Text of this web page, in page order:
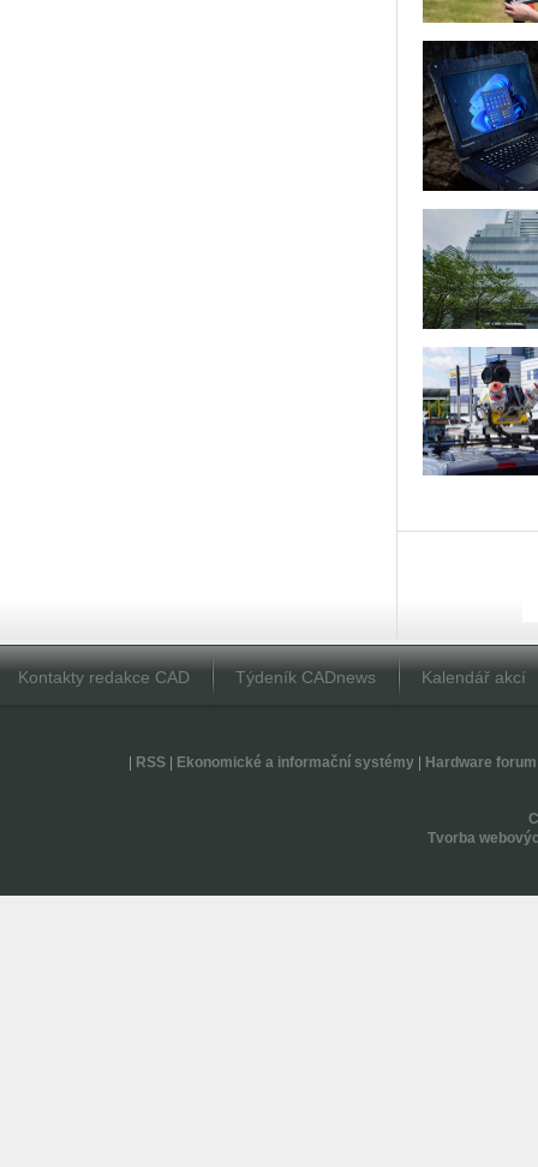
Kontakty redakce CAD Týdeník CADnews Kalendář akcí
RSS| Ekonomické a informační systémy| Hardware forum
Tvorba